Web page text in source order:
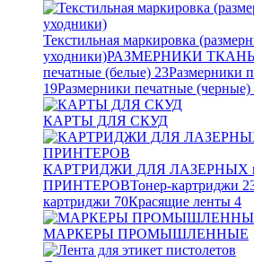
Текстильная маркировка
уходники)РАЗМЕРНИКИ
печатные (белые) 23Размерники
19Размерники печатные (черные)
КАРТЫ ДЛЯ СКУД
КАРТРИДЖИ ДЛЯ ЛАЗЕРНЫХ
ПРИНТЕРОВТонер-картриджи
картриджи 70Красящие ленты 4
МАРКЕРЫ ПРОМЫШЛЕННЫЕ